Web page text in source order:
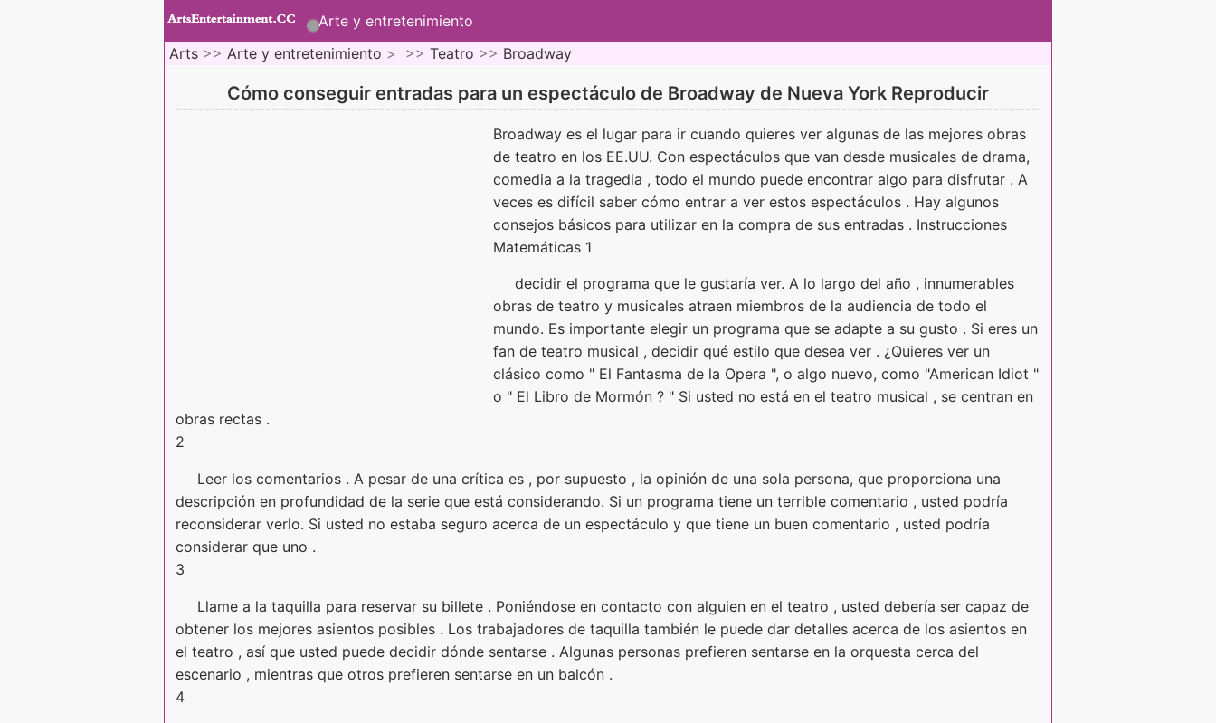
Arte y entretenimiento
Arts >> Arte y entretenimiento > >> Teatro >> Broadway
Cómo conseguir entradas para un espectáculo de Broadway de Nueva York Reproducir
Broadway es el lugar para ir cuando quieres ver algunas de las mejores obras
de teatro en los EE.UU. Con espectáculos que van desde musicales de drama,
comedia a la tragedia , todo el mundo puede encontrar algo para disfrutar . A
veces es difícil saber cómo entrar a ver estos espectáculos . Hay algunos
consejos básicos para utilizar en la compra de sus entradas . Instrucciones
Matemáticas 1
decidir el programa que le gustaría ver. A lo largo del año , innumerables
obras de teatro y musicales atraen miembros de la audiencia de todo el
mundo. Es importante elegir un programa que se adapte a su gusto . Si eres un
fan de teatro musical , decidir qué estilo que desea ver . ¿Quieres ver un
clásico como " El Fantasma de la Opera ", o algo nuevo, como "American Idiot "
o " El Libro de Mormón ? " Si usted no está en el teatro musical , se centran en
obras rectas .
2
Leer los comentarios . A pesar de una crítica es , por supuesto , la opinión de una sola persona, que proporciona una
descripción en profundidad de la serie que está considerando. Si un programa tiene un terrible comentario , usted podría
reconsiderar verlo. Si usted no estaba seguro acerca de un espectáculo y que tiene un buen comentario , usted podría
considerar que uno .
3
Llame a la taquilla para reservar su billete . Poniéndose en contacto con alguien en el teatro , usted debería ser capaz de
obtener los mejores asientos posibles . Los trabajadores de taquilla también le puede dar detalles acerca de los asientos en
el teatro , así que usted puede decidir dónde sentarse . Algunas personas prefieren sentarse en la orquesta cerca del
escenario , mientras que otros prefieren sentarse en un balcón .
4